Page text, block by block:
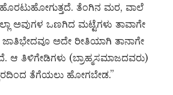
ತೆಂಗಿನ ಮರ, ವಾಲೆ
ಅವುಗಳ ಒಣಗಿದ ಮಟ್ಟೆಗಳು ತಾವಾಗೇ
ಜಾತಿಭೇದವೂ ಅದೇ ರೀತಿಯಾಗಿ ತಾನಾಗೇ
ಆ ತಿಳಿಗೇಡಿಗಳು (ಬ್ರಾಹ್ಮಸಮಾಜದವರು)
ತೆಗೆಯಲು ಹೋಗಬೇಡ.”